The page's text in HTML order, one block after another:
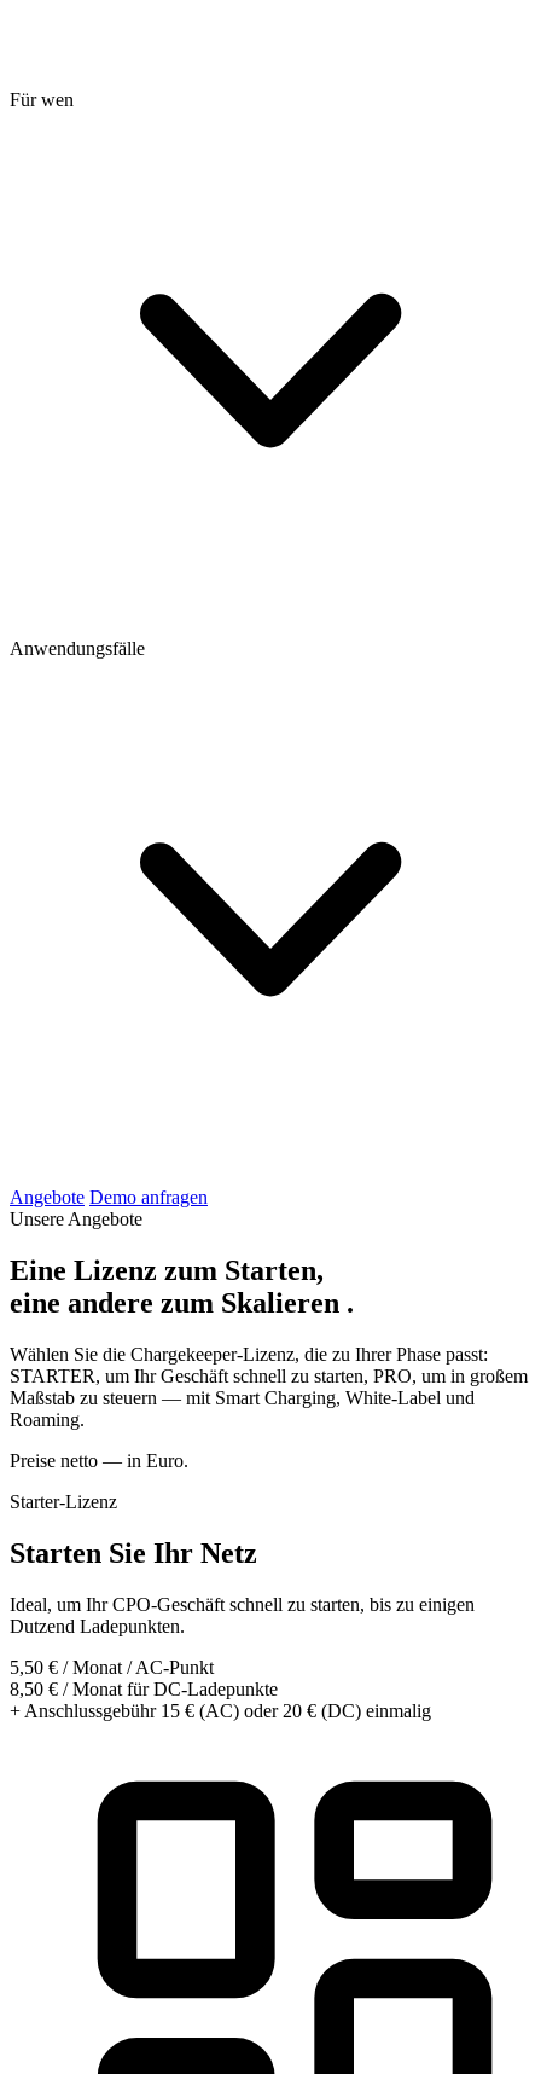
Für wen
Anwendungsfälle
Angebote Demo anfragen
Unsere Angebote
Eine Lizenz zum Starten,
eine andere zum Skalieren .
Wählen Sie die Chargekeeper-Lizenz, die zu Ihrer Phase passt:
STARTER, um Ihr Geschäft schnell zu starten, PRO, um in großem
Maßstab zu steuern — mit Smart Charging, White-Label und
Roaming.
Preise netto — in Euro.
Starter-Lizenz
Starten Sie Ihr Netz
Ideal, um Ihr CPO-Geschäft schnell zu starten, bis zu einigen
Dutzend Ladepunkten.
5,50 € / Monat / AC-Punkt
8,50 € / Monat für DC-Ladepunkte
+ Anschlussgebühr 15 € (AC) oder 20 € (DC) einmalig